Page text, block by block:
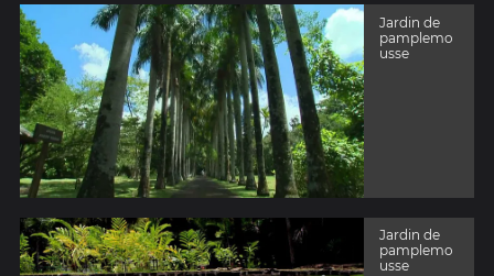
Jardin de
pamplemo
usse
Jardin de
pamplemo
usse